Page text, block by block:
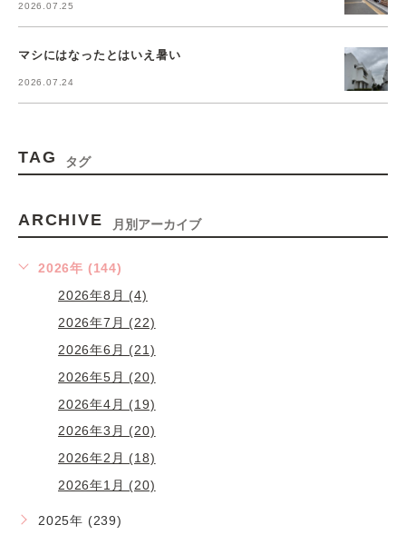
2026.07.25
マシにはなったとはいえ暑い
2026.07.24
TAG タグ
ARCHIVE 月別アーカイブ
2026年 (144)
2026年8月 (4)
2026年7月 (22)
2026年6月 (21)
2026年5月 (20)
2026年4月 (19)
2026年3月 (20)
2026年2月 (18)
2026年1月 (20)
2025年 (239)